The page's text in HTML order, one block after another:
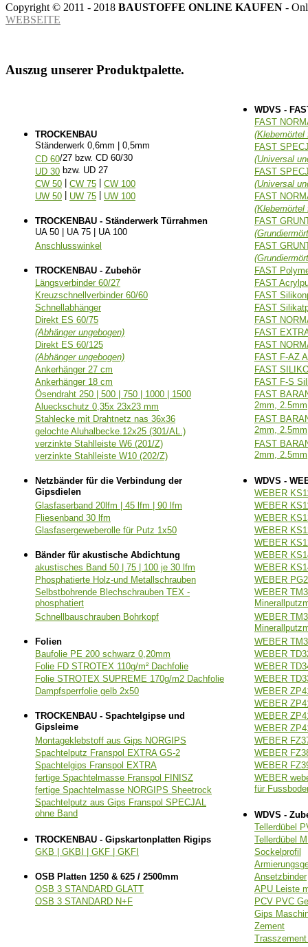
Copyright © 2011 - 2018 BAUSTOFFE ONLINE KAUFEN -
WEBSEITE
Auszug unserer Produktpalette.
TROCKENBAU
Ständerwerk 0,6mm | 0,5mm
CD 60/27 bzw. CD 60/30
UD 30 bzw. UD 27
CW 50 CW 75
CW 100
UW 50
UW 75 UW 100
TROCKENBAU - Ständerwerk Türrahmen
UA 50 | UA 75 | UA 100
Anschlusswinkel
TROCKENBAU - Zubehör
Längsverbinder 60/27
Kreuzschnellverbinder 60/60
Schnellabhänger
Direkt ES 60/75
(Abhänger ungebogen)
Direkt ES 60/125
(Abhänger ungebogen)
Ankerhänger 27 cm
Ankerhänger 18 cm
Ösendraht 250 | 500 | 750 | 1000 | 1500
Alueckschutz 0,35x 23x23 mm
Stahlecke mit Drahtnetz nas 36x36
gelochte Aluhalbecke.12x25 (301/AL.)
verzinkte Stahlleiste W6 (201/Z)
verzinkte Stahlleiste W10 (202/Z)
Netzbänder für die Verbindung der
Gipsdielen
Glasfaserband 20lfm | 45 lfm | 90 lfm
Fliesenband 30 lfm
Glasfasergeweberolle für Putz 1x50
Bänder für akustische Abdichtung
akustisches Band 50 | 75 | 100 je 30 lfm
Phosphatierte Holz-und Metallschrauben
Selbstbohrende Blechschrauben TEX -
phosphatiert
Schnellbauschrauben Bohrkopf
Folien
Baufolie PE 200 schwarz 0,20mm
Folie FD STROTEX 110g/m² Dachfolie
Folie STROTEX SUPREME 170g/m2 Dachfolie
Dampfsperrfolie gelb 2x50
TROCKENBAU - Spachtelgipse und
Gipsleime
Montageklebstoff aus Gips NORGIPS
Spachtelputz Franspol EXTRA GS-2
Spachtelgips Franspol EXTRA
fertige Spachtelmasse Franspol FINISZ
fertige Spachtelmasse NORGIPS Sheetrock
Spachtelputz aus Gips Franspol SPECJAL
ohne Band
TROCKENBAU - Gipskartonplatten Rigips
GKB | GKBI | GKF | GKFI
OSB Platten 1250 & 625 / 2500mm
OSB 3 STANDARD GLATT
OSB 3 STANDARD N+F
WDVS -
FAST
(Klebemörtel
FAST
(Universal
FAST
(Universal
FAST
(Klebemörtel
FAST
FAST
FAST
FAST
FAST
FAST
FAST
FAST
FAST
FAST F-AZ
FAST
FAST F-S
FAST
2mm,
FAST
2mm,
FAST
2mm,
WDVS -
WEBER
WEBER
WEBER
WEBER
WEBER
WEBER
WEBER
WEBER
WEBER
WEBER
WEBER
WEBER
WEBER
WEBER
WEBER
WEBER
WEBER
WEBER
WEBER
WEBER
WEBER
WEBER
für
WDVS -
Tellerdübel
Tellerdübel
Sockelprofil
Ansetzbinder
APU Leiste
PCV PVC
Gips
Zement